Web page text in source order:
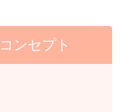
ンセプト